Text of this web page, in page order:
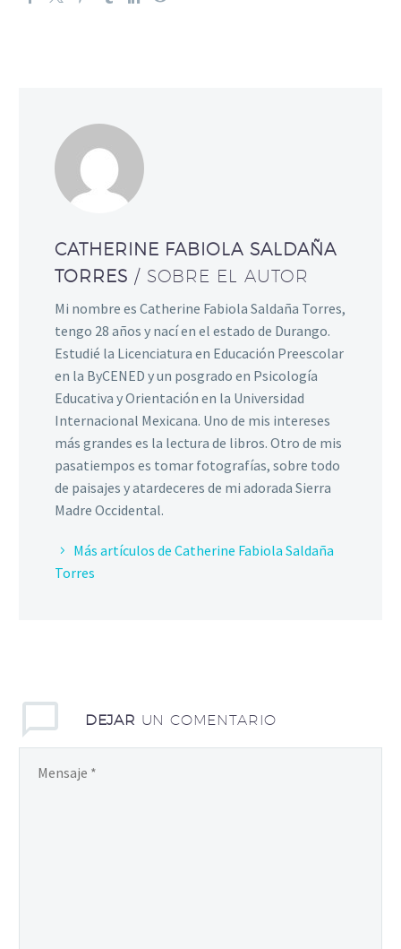
CATHERINE FABIOLA SALDAÑA
TORRES / SOBRE EL AUTOR
Mi nombre es Catherine Fabiola Saldaña Torres,
tengo 28 años y nací en el estado de Durango.
Estudié la Licenciatura en Educación Preescolar
en la ByCENED y un posgrado en Psicología
Educativa y Orientación en la Universidad
Internacional Mexicana. Uno de mis intereses
más grandes es la lectura de libros. Otro de mis
pasatiempos es tomar fotografías, sobre todo
de paisajes y atardeceres de mi adorada Sierra
Madre Occidental.
Más artículos de Catherine Fabiola Saldaña
Torres
DEJAR UN COMENTARIO